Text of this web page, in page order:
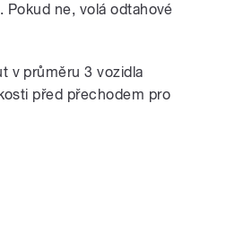
Pokud ne, volá odtahové
v průměru 3 vozidla
před přechodem pro